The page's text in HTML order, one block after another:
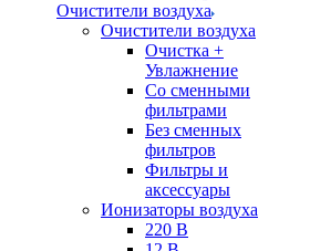
Очистители воздуха
Очистители воздуха
Очистка +
Увлажнение
Cо сменными
фильтрами
Без сменных
фильтров
Фильтры и
аксессуары
Ионизаторы воздуха
220 В